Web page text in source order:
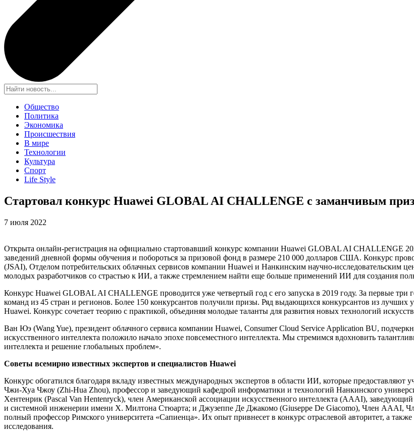
Общество
Политика
Экономика
Происшествия
В мире
Технологии
Культура
Спорт
Life Style
Стартовал конкурс Huawei GLOBAL AI CHALLENGE с заманчивым
7 июля 2022
Открыта онлайн-регистрация на официально стартовавший конкурс компании Huawei GLOBAL AI CHALLENGE
заведений дневной формы обучения и побороться за призовой фонд в размере 210 000 долларов США. Конкурс
(JSAI), Отделом потребительских облачных сервисов компании Huawei и Нанкинским научно-исследовательским
молодых разработчиков со страстью к ИИ, а также стремлением найти еще больше применений ИИ для создания
Конкурс Huawei GLOBAL AI CHALLENGE проводится уже четвертый год с его запуска в 2019 году. За первые три
команд из 45 стран и регионов. Более 150 конкурсантов получили призы. Ряд выдающихся конкурсантов из
Huawei. Конкурс сочетает теорию с практикой, объединяя молодые таланты для развития новых технологий
Ван Юэ (Wang Yue), президент облачного сервиса компании Huawei, Consumer Cloud Service Application BU,
искусственного интеллекта положило начало эпохе повсеместного интеллекта. Мы стремимся вдохновить
интеллекта и решение глобальных проблем».
Советы всемирно известных экспертов и специалистов Huawei
Конкурс обогатился благодаря вкладу известных международных экспертов в области ИИ, которые предоставляют
Чжи-Хуа Чжоу (Zhi-Hua Zhou), профессор и заведующий кафедрой информатики и технологий Нанкинского
Хентенрик (Pascal Van Hentenryck), член Американской ассоциации искусственного интеллекта (AAAI),
и системной инженерии имени Х. Милтона Стюарта; и Джузеппе Де Джакомо (Giuseppe De Giacomo), Член AАAI,
полный профессор Римского университета «Сапиенца». Их опыт привнесет в конкурс отраслевой авторитет, а
исследования.